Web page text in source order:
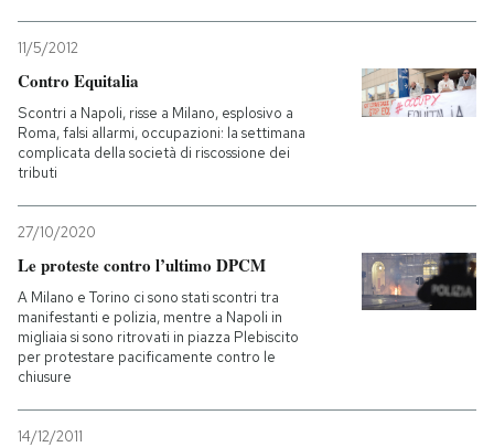
11/5/2012
Contro Equitalia
Scontri a Napoli, risse a Milano, esplosivo a
Roma, falsi allarmi, occupazioni: la settimana
complicata della società di riscossione dei
tributi
27/10/2020
Le proteste contro l’ultimo DPCM
A Milano e Torino ci sono stati scontri tra
manifestanti e polizia, mentre a Napoli in
migliaia si sono ritrovati in piazza Plebiscito
per protestare pacificamente contro le
chiusure
14/12/2011